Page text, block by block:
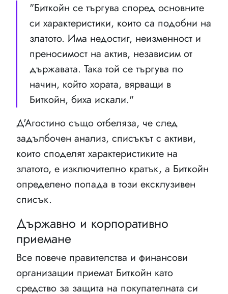
"Биткойн се търгува според основните
си характеристики, които са подобни на
златото. Има недостиг, неизменност и
преносимост на актив, независим от
държавата. Така той се търгува по
начин, който хората, вярващи в
Биткойн, биха искали."
Д'Агостино също отбеляза, че след
задълбочен анализ, списъкът с активи,
които споделят характеристиките на
златото, е изключително кратък, а Биткойн
определено попада в този ексклузивен
списък.
Държавно и корпоративно
приемане
Все повече правителства и финансови
организации приемат Биткойн като
средство за защита на покупателната си